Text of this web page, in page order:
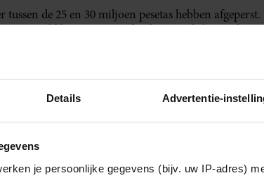
Details Advertentie-
je persoonlijke gegevens (bijv. uw IP-adres)
de 25 en 30 miljoen pesetas hebben afgeperst.
Het geld kwam uit een fonds tegen de bestrijding
“Vanaf het moment dat we geld in huis hadden,